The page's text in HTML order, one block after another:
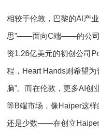
相较于伦敦，巴黎的AI产
思”——面向C端——的公司
资1.26亿美元的初创公司
程，Heart Hands则希望为
脑”。而在伦敦，更多AI创
等B端市场，像Haiper这
还是少数——在创立Haiper